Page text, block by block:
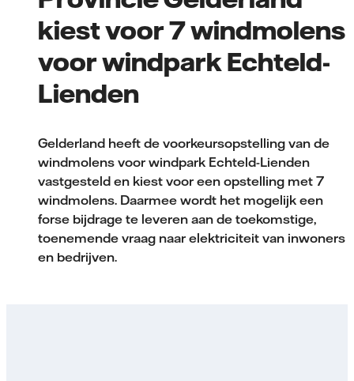
kiest voor 7 windmolens
voor windpark Echteld-
Lienden
Gelderland heeft de voorkeursopstelling van de
windmolens voor windpark Echteld-Lienden
vastgesteld en kiest voor een opstelling met 7
windmolens. Daarmee wordt het mogelijk een
forse bijdrage te leveren aan de toekomstige,
toenemende vraag naar elektriciteit van inwoners
en bedrijven.